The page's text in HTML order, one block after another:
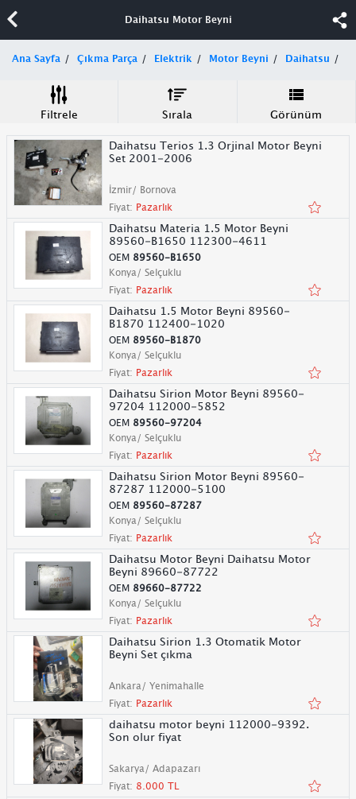
Daihatsu Motor Beyni
Ana Sayfa Çıkma Parça Elektrik Motor Beyni Daihatsu
Filtrele Sırala Görünüm
Daihatsu Terios 1.3 Orjinal Motor Beyni
Set 2001-2006
İzmir/ Bornova
Fiyat: Pazarlık
Daihatsu Materia 1.5 Motor Beyni
89560-B1650 112300-4611
OEM 89560-B1650
Konya/ Selçuklu
Fiyat: Pazarlık
Daihatsu 1.5 Motor Beyni 89560-
B1870 112400-1020
OEM 89560-B1870
Konya/ Selçuklu
Fiyat: Pazarlık
Daihatsu Sirion Motor Beyni 89560-
97204 112000-5852
OEM 89560-97204
Konya/ Selçuklu
Fiyat: Pazarlık
Daihatsu Sirion Motor Beyni 89560-
87287 112000-5100
OEM 89560-87287
Konya/ Selçuklu
Fiyat: Pazarlık
Daihatsu Motor Beyni Daihatsu Motor
Beyni 89660-87722
OEM 89660-87722
Konya/ Selçuklu
Fiyat: Pazarlık
Daihatsu Sirion 1.3 Otomatik Motor
Beyni Set çıkma
Ankara/ Yenimahalle
Fiyat: Pazarlık
daihatsu motor beyni 112000-9392.
Son olur fiyat
Sakarya/ Adapazarı
Fiyat: 8.000 TL